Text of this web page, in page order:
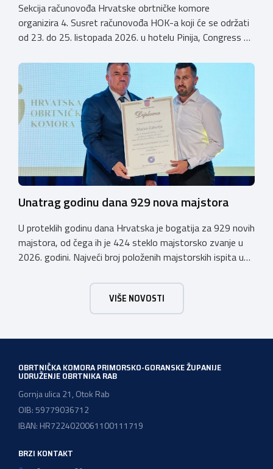
Sekcija računovođa Hrvatske obrtničke komore
organizira 4. Susret računovođa HOK-a koji će se održati
od 23. do 25. listopada 2026. u hotelu Pinija, Congress &
otvoren u petak, 23. listopada 2026. u
poslijepodnevnim, uz uvodno predavanje i pozdrav
domaćina. Tijekom subote, 24. listopada, održavat će se
predavanja, interaktivne radionice te okrugli stolovi na
aktualne teme. […]
Unatrag godinu dana 929 nova majstora
U proteklih godinu dana Hrvatska je bogatija za 929 novih
majstora, od čega ih je 424 steklo majstorsko zvanje u
2026. godini. Najveći broj položenih majstorskih ispita u
majstor elektroinstalater, majstor frizer, majstor
vodoinstalatera, instalatera grijanja i klimatizacije te
majstora automehaničara. Najveći broj navedenih
VIŠE NOVOSTI
OBRTNIČKA KOMORA PRIMORSKO-GORANSKE ŽUPANIJE
UDRUŽENJE OBRTNIKA RAB
Gornja ulica 21, Otok Rab
OIB: 59779036712
IBAN: HR7224020061100111719
BRZI KONTAKT